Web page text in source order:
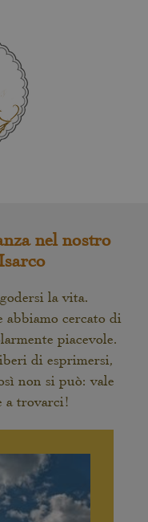
nel nostro
la vita.
abbiamo cercato di
piacevole.
di esprimersi,
non si può: vale
a trovarci!